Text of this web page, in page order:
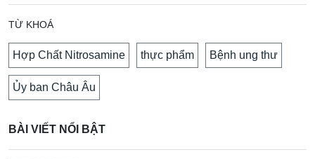
TỪ KHOÁ
Hợp Chất Nitrosamine thực phẩm Bệnh ung thư
Ủy ban Châu Âu
BÀI VIẾT NỔI BẬT